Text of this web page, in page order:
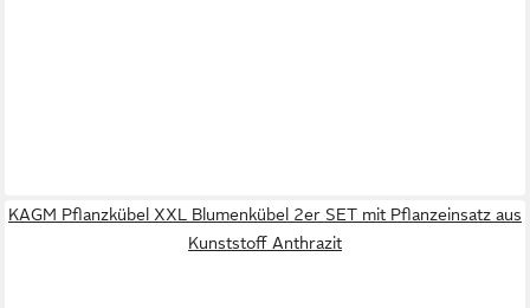
KAGM Pflanzkübel XXL Blumenkübel 2er SET mit Pflanzeinsatz aus
Kunststoff Anthrazit